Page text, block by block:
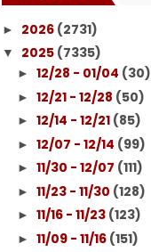
► 2026 (2731)
▼ 2025 (7335)
►12/28 - 01/04 (30)
►12/21 - 12/28 (50)
►12/14 - 12/21 (85)
►12/07 - 12/14 (99)
►11/30 - 12/07 (111)
►11/23 - 11/30 (128)
►11/16 - 11/23 (123)
►11/09 - 11/16 (151)